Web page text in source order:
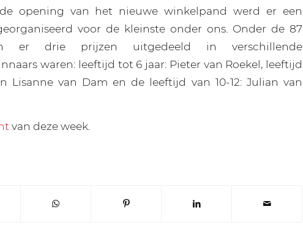
opening van het nieuwe winkelpand werd er een
voor de kleinste onder ons. Onder de 87
er drie prijzen uitgedeeld in verschillende
waren: leeftijd tot 6 jaar: Pieter van Roekel, leeftijd
Lisanne van Dam en de leeftijd van 10-12: Julian van
van deze week.